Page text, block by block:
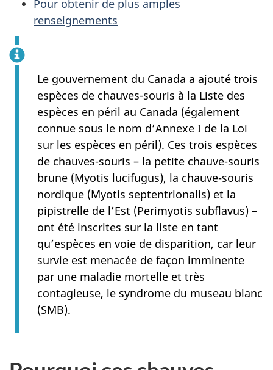
Pour obtenir de plus amples
renseignements
Le gouvernement du Canada a ajouté trois
espèces de chauves-souris à la Liste des
espèces en péril au Canada (également
connue sous le nom d’Annexe I de la Loi
sur les espèces en péril). Ces trois espèces
de chauves-souris – la petite chauve-souris
brune (Myotis lucifugus), la chauve-souris
nordique (Myotis septentrionalis) et la
pipistrelle de l’Est (Perimyotis subflavus) –
ont été inscrites sur la liste en tant
qu’espèces en voie de disparition, car leur
survie est menacée de façon imminente
par une maladie mortelle et très
contagieuse, le syndrome du museau blanc
(SMB).